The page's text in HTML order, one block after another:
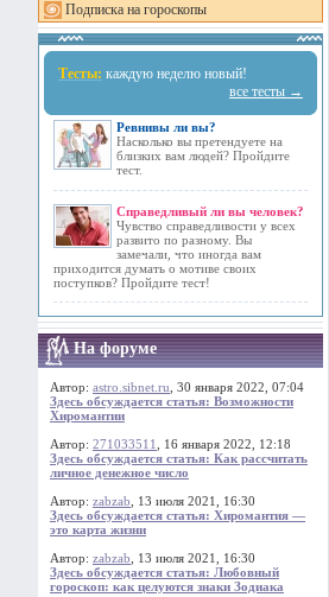
Подписка на гороскопы
Тесты: каждую неделю новый!
все тесты →
Ревнивы ли вы?
Насколько вы претендуете на
близких вам людей? Пройдите
тест.
Справедливый ли вы человек?
Чувство справедливости у всех
развито по разному. Вы
замечали, что иногда вам
приходится думать о мотиве своих
поступков? Пройдите тест!
На форуме
Автор: astro.sibnet.ru , 30 января 2022, 07:04
Здесь обсуждается статья: Возможности
Хиромантии
Автор: 271033511
, 16 января 2022, 12:18
Здесь обсуждается статья: Как рассчитать
личное денежное число
Автор: zabzab , 13 июля 2021, 16:30
Здесь обсуждается статья: Хиромантия —
это карта жизни
Автор: zabzab , 13 июля 2021, 16:30
Здесь обсуждается статья: Любовный
гороскоп: как целуются знаки Зодиака